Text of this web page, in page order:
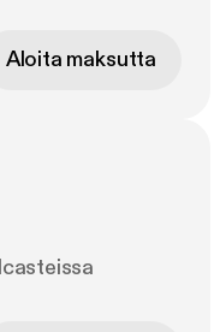
Aloita maksutta